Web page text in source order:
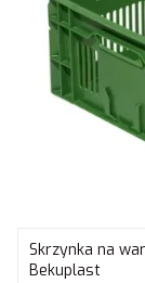
Skrzynka na
Bekuplast